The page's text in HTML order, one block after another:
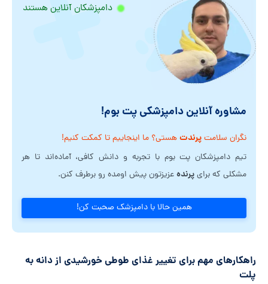
دامپزشکان آنلاین هستند
مشاوره آنلاین دامپزشکی پت بوم!
نگران سلامتپرندتهستی؟ ما اینجاییم تا کمکت کنیم!
تیم دامپزشکان پت بوم با تجربه و دانش کافی، آماده‌اند تا هر
مشکلی که برایپرندهعزیزتون پیش اومده رو برطرف کنن.
همین حالا با دامپزشک صحبت کن!
راهکارهای مهم برای تغییر غذای طوطی خورشیدی از دانه به
پلت